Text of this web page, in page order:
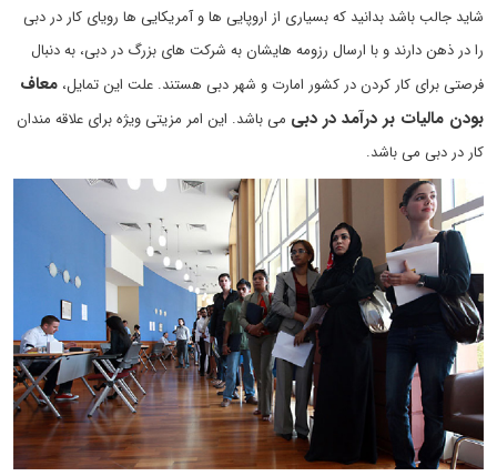
شاید جالب باشد بدانید که بسیاری از اروپایی ها و آمریکایی ها رویای کار در دبی
را در ذهن دارند و با ارسال رزومه هایشان به شرکت های بزرگ در دبی، به دنبال
فرصتی برای کار کردن در کشور امارت و شهر دبی هستند. علت این تمایل، معاف
بودن مالیات بر درآمد در دبی می باشد. این امر مزیتی ویژه برای علاقه مندان
کار در دبی می باشد.